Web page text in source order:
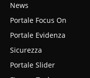
News
Portale Focus On
Portale Evidenza
Sicurezza
Portale Slider